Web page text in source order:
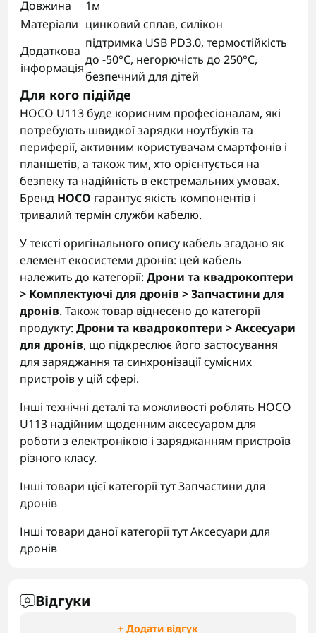
Довжина
1м
Матеріали цинковий сплав, силікон
Додаткова
інформація
підтримка USB PD3.0, термостійкість
до -50°C, негорючість до 250°C,
безпечний для дітей
Для кого підійде
HOCO U113 буде корисним професіоналам, які
потребують швидкої зарядки ноутбуків та
периферії, активним користувачам смартфонів і
планшетів, а також тим, хто орієнтується на
безпеку та надійність в екстремальних умовах.
Бренд HOCO гарантує якість компонентів і
тривалий термін служби кабелю.
У тексті оригінального опису кабель згадано як
елемент екосистеми дронів: цей кабель
належить до категорії: Дрони та квадрокоптери
> Комплектуючі для дронів > Запчастини для
дронів. Також товар віднесено до категорії
продукту: Дрони та квадрокоптери > Аксесуари
для дронів, що підкреслює його застосування
для заряджання та синхронізації сумісних
пристроїв у цій сфері.
Інші технічні деталі та можливості роблять HOCO
U113 надійним щоденним аксесуаром для
роботи з електронікою і заряджанням пристроїв
різного класу.
Інші товари цієї категорії тутЗапчастини для
дронів
Інші товари даної категорії тутАксесуари для
дронів
Відгуки
+ Додати відгук